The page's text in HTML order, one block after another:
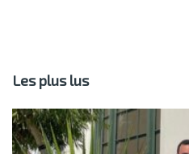
Les plus lus